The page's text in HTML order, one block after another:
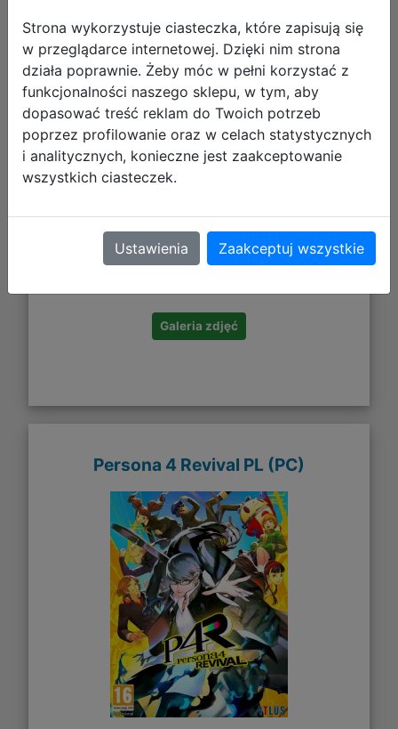
248,90 zł
DO KOSZYKA
Galeria zdjęć
Persona 4 Revival PL (PC)
Strona wykorzystuje ciasteczka, które zapisują się
w przeglądarce internetowej. Dzięki nim strona
działa poprawnie. Żeby móc w pełni korzystać z
funkcjonalności naszego sklepu, w tym, aby
dopasować treść reklam do Twoich potrzeb
poprzez profilowanie oraz w celach statystycznych
i analitycznych, konieczne jest zaakceptowanie
wszystkich ciasteczek.
Ustawienia Zaakceptuj wszystkie